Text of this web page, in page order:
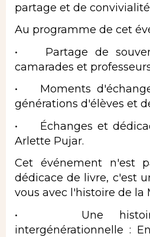
partage et de
Au programme de cet
• Partage de
camarades et
• Moments
générations d'élèves et
• Échanges et
Arlette Pujar.
Cet événement n'est
dédicace de livre, c'est
vous avec l'histoire de la
• Une histoire
intergénérationnelle :